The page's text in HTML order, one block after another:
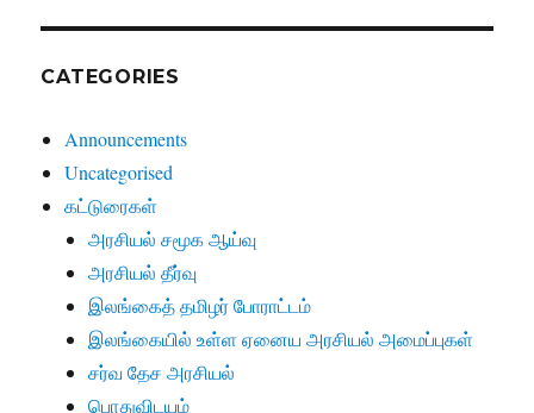
CATEGORIES
Announcements
Uncategorised
கட்டுரைகள்
அரசியல் சமூக ஆய்வு
அரசியல் தீர்வு
இலங்கைத் தமிழர் போராட்டம்
இலங்கையில் உள்ள ஏனைய அரசியல் அமைப்புகள்
சர்வ தேச அரசியல்
பொதுவிடயம்